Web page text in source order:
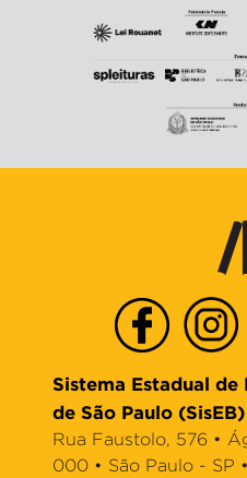
Sistema Estadual
de São Paulo (SisEB)
Rua Faustolo, 576 •
000 • São Paulo - SP